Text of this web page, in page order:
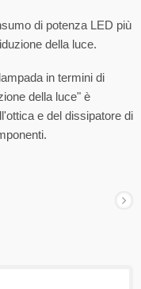
di potenza LED più
della luce.
in termini di
della luce" è
e del dissipatore di